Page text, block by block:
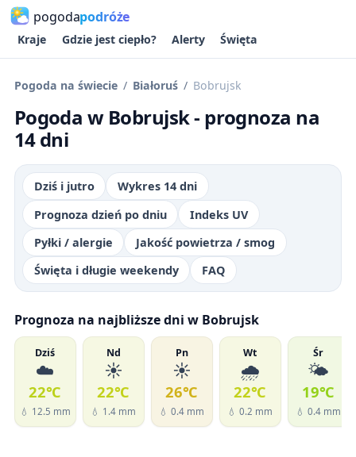
pogodapodróże
Kraje Gdzie jest ciepło? Alerty Święta
Pogoda na świecie Białoruś Bobrujsk
Pogoda w Bobrujsk - prognoza na
14 dni
Dziś i jutro
Wykres 14 dni
Prognoza dzień po dniu
Indeks UV
Pyłki / alergie
Jakość powietrza / smog
Święta i długie weekendy
FAQ
Prognoza na najbliższe dni w Bobrujsk
Dziś
☁️
22℃
💧 12.5 mm
Nd
☀️
22℃
💧 1.4 mm
Pn
☀️
26℃
💧 0.4 mm
Wt
🌧️
22℃
💧 0.2 mm
Śr
🌤️
19℃
💧 0.4 mm